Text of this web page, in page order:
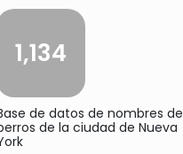
1,134
de datos de nombres de
de la ciudad de Nueva